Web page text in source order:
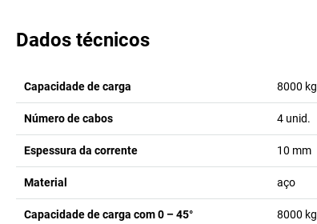
Dados técnicos
Capacidade de carga 8000 kg
Número de cabos 4 unid.
Espessura da corrente 10 mm
Material aço
Capacidade de carga com 0 – 45° 8000 kg